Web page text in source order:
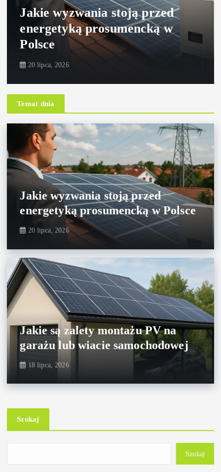
Jakie wyzwania stoją przed
energetyką prosumencką w
Polsce
20 lipca, 2026
Temat dnia
Jakie wyzwania stoją przed
energetyką prosumencką w Polsce
20 lipca, 2026
Jakie są zalety montażu PV na
garażu lub wiacie samochodowej
18 lipca, 2026
Szukaj
Szukaj